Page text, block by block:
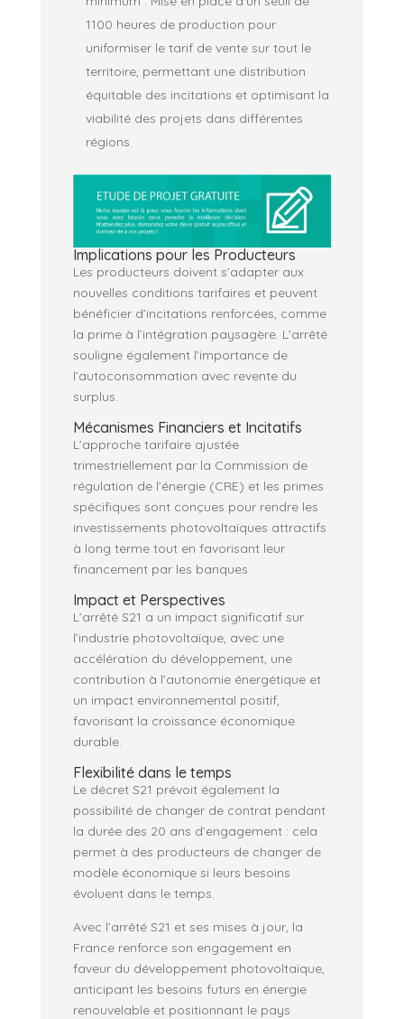
1100 heures de production pour
uniformiser le tarif de vente sur tout le
territoire, permettant une distribution
équitable des incitations et optimisant la
viabilité des projets dans différentes
régions.
Implications pour les Producteurs
Les producteurs doivent s’adapter aux
nouvelles conditions tarifaires et peuvent
bénéficier d’incitations renforcées, comme
la prime à l’intégration paysagère. L’arrêté
souligne également l’importance de
l’autoconsommation avec revente du
surplus.
Mécanismes Financiers et Incitatifs
L’approche tarifaire ajustée
trimestriellement par la Commission de
régulation de l’énergie (CRE) et les primes
spécifiques sont conçues pour rendre les
investissements photovoltaïques attractifs
à long terme tout en favorisant leur
financement par les banques.
Impact et Perspectives
L’arrêté S21 a un impact significatif sur
l’industrie photovoltaïque, avec une
accélération du développement, une
contribution à l’autonomie énergétique et
un impact environnemental positif,
favorisant la croissance économique
durable.
Flexibilité dans le temps
Le décret S21 prévoit également la
possibilité de changer de contrat pendant
la durée des 20 ans d’engagement : cela
permet à des producteurs de changer de
modèle économique si leurs besoins
évoluent dans le temps.
Avec l’arrêté S21 et ses mises à jour, la
France renforce son engagement en
faveur du développement photovoltaïque,
anticipant les besoins futurs en énergie
renouvelable et positionnant le pays